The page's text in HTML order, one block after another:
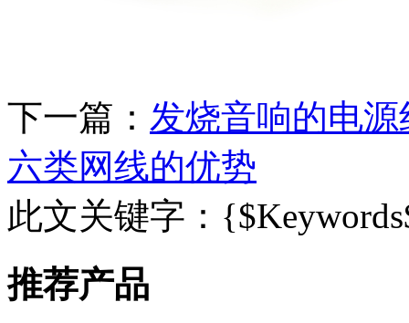
下一篇： 发烧音响的电
六类网线的优势
此文关键字：
推荐产品